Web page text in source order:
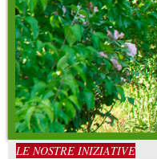
LE NOSTRE INIZIATIVE